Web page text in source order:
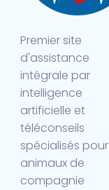
Premier site
d'assistance
intégrale par
intelligence
artificielle et
téléconseils
spécialisés pour
animaux de
compagnie